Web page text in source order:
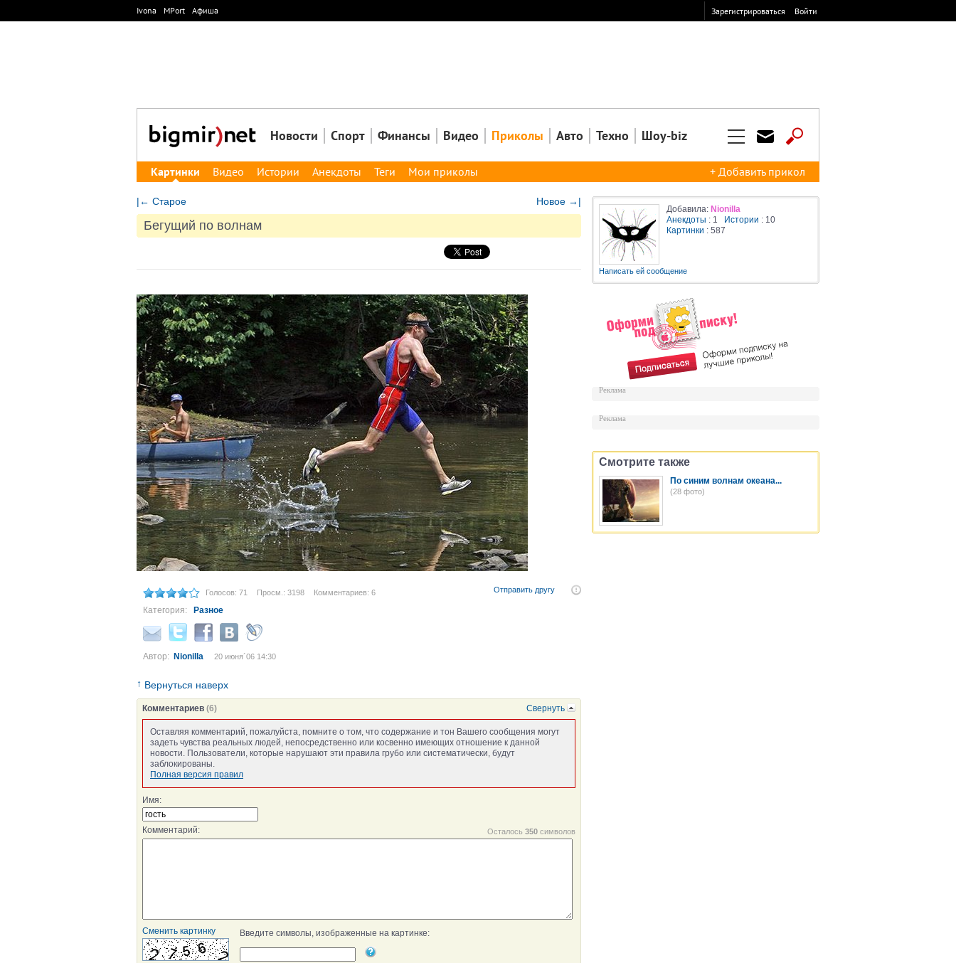
Закрыть
Ivona MPort Афиша Зарегистрироваться Войти
Новости Спорт Финансы Видео Приколы Авто Техно Шоу-biz
Картинки Видео Истории Анекдоты Теги Мои приколы + Добавить прикол
|← Старое Новое →|
Бегущий по волнам
Голосов: 71 Просм.: 3198 Комментариев: 6 Отправить другу
Категория: Разное
Автор: Nionilla 20 июня´06 14:30
↑ Вернуться наверх
Свернуть
Комментариев (6)
Оставляя комментарий, пожалуйста, помните о том, что содержание и тон Вашего сообщения могут
задеть чувства реальных людей, непосредственно или косвенно имеющих отношение к данной
новости. Пользователи, которые нарушают эти правила грубо или систематически, будут
заблокированы.
Полная версия правил
Имя:
Осталось 350 символов
Комментарий:
Сменить картинку Введите символы, изображенные на картинке:
Добавила: Nionilla
Анекдоты : 1 Истории : 10
Картинки : 587
Написать ей сообщение
Реклама
Реклама
Смотрите также
По синим волнам океана...
(28 фото)